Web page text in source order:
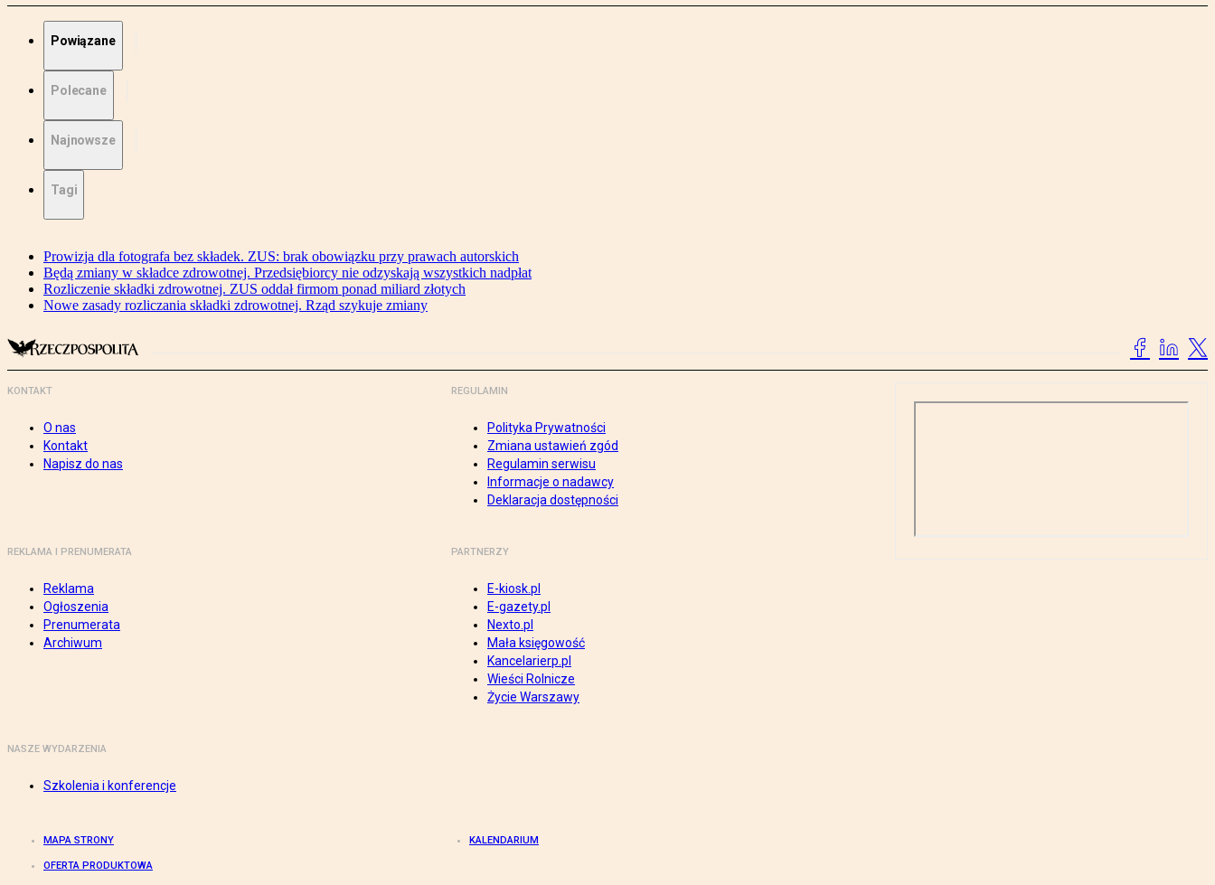
Powiązane
Polecane
Najnowsze
Tagi
Prowizja dla fotografa bez składek. ZUS: brak obowiązku przy prawach autorskich
Będą zmiany w składce zdrowotnej. Przedsiębiorcy nie odzyskają wszystkich nadpłat
Rozliczenie składki zdrowotnej. ZUS oddał firmom ponad miliard złotych
Nowe zasady rozliczania składki zdrowotnej. Rząd szykuje zmiany
KONTAKT
O nas
Kontakt
Napisz do nas
REGULAMIN
Polityka Prywatności
Zmiana ustawień zgód
Regulamin serwisu
Informacje o nadawcy
Deklaracja dostępności
REKLAMA I PRENUMERATA
Reklama
Ogłoszenia
Prenumerata
Archiwum
PARTNERZY
E-kiosk.pl
E-gazety.pl
Nexto.pl
Mała księgowość
Kancelarierp.pl
Wieści Rolnicze
Życie Warszawy
NASZE WYDARZENIA
Szkolenia i konferencje
MAPA STRONY KALENDARIUM
OFERTA PRODUKTOWA